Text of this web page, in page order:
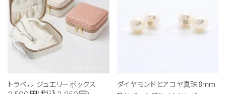
トラベル ジュエリーボックス
ダイヤモンドとアコヤ真珠8mm